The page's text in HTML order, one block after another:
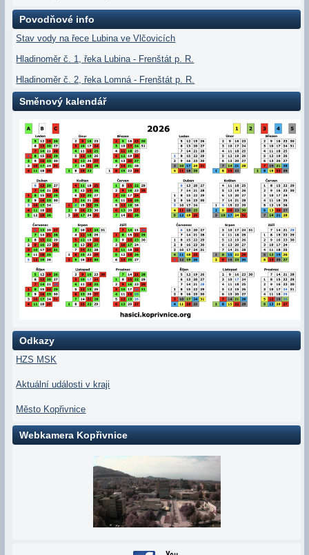
Povodňové info
Stav vody na řece Lubina ve Vlčovicích
Hladinoměr č. 1, řeka Lubina - Frenštát p. R.
Hladinoměr č. 2, řeka Lomná - Frenštát p. R.
Směnový kalendář
Odkazy
HZS MSK
Aktuální události v kraji
Město Kopřivnice
Webkamera Kopřivnice